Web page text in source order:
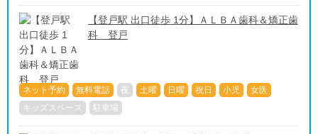
【登戸駅 出口徒歩 1分】ＡＬＢＡ歯科＆矯正歯
科 登戸
ネット予約 無料電話 夜 土曜 日曜 祝日 小児
女医
キッズスペース
駐車場